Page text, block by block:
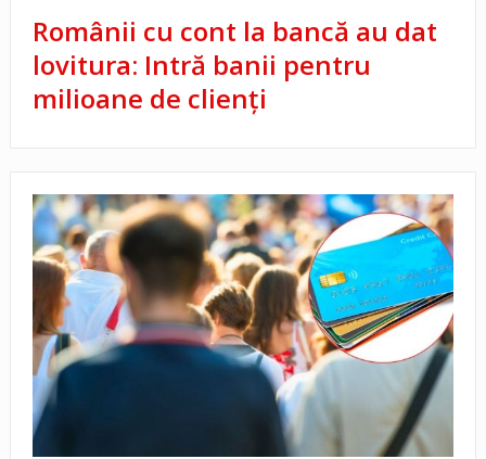
Românii cu cont la bancă au dat
lovitura: Intră banii pentru
milioane de clienți